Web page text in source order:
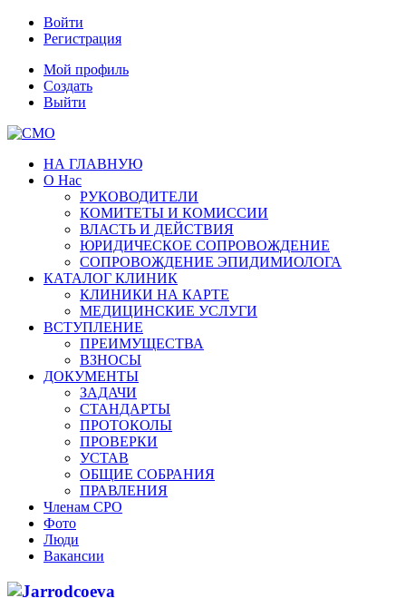
Войти
Регистрация
Мой профиль
Создать
Выйти
НА ГЛАВНУЮ
О Нас
РУКОВОДИТЕЛИ
КОМИТЕТЫ И КОМИССИИ
ВЛАСТЬ И ДЕЙСТВИЯ
ЮРИДИЧЕСКОЕ СОПРОВОЖДЕНИЕ
СОПРОВОЖДЕНИЕ ЭПИДИМИОЛОГА
КАТАЛОГ КЛИНИК
КЛИНИКИ НА КАРТЕ
МЕДИЦИНСКИЕ УСЛУГИ
ВСТУПЛЕНИЕ
ПРЕИМУЩЕСТВА
ВЗНОСЫ
ДОКУМЕНТЫ
ЗАДАЧИ
СТАНДАРТЫ
ПРОТОКОЛЫ
ПРОВЕРКИ
УСТАВ
ОБЩИЕ СОБРАНИЯ
ПРАВЛЕНИЯ
Членам СРО
Фото
Люди
Вакансии